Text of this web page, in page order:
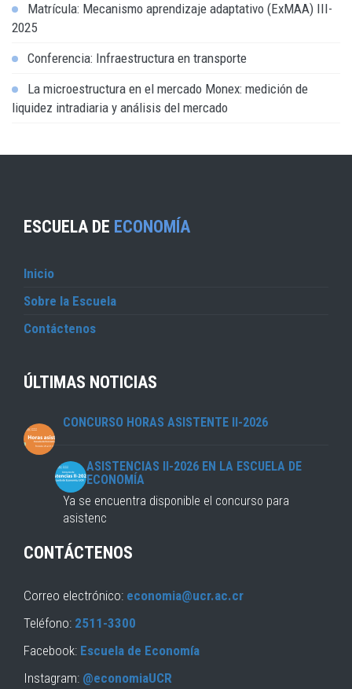
Matrícula: Mecanismo aprendizaje adaptativo (ExMAA) III-
2025
Conferencia: Infraestructura en transporte
La microestructura en el mercado Monex: medición de
liquidez intradiaria y análisis del mercado
ESCUELA DE ECONOMÍA
Inicio
Sobre la Escuela
Contáctenos
ÚLTIMAS NOTICIAS
CONCURSO HORAS ASISTENTE II-2026
ASISTENCIAS II-2026 EN LA ESCUELA DE
ECONOMÍA
Ya se encuentra disponible el concurso para
asistenc
CONTÁCTENOS
Correo electrónico: economia@ucr.ac.cr
Teléfono: 2511-3300
Facebook: Escuela de Economía
Instagram: @economiaUCR